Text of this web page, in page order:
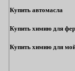
Купить автомасла
Купить химию для
Купить химию для